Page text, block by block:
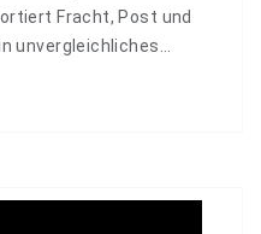
Fracht, Post und
unvergleichliches